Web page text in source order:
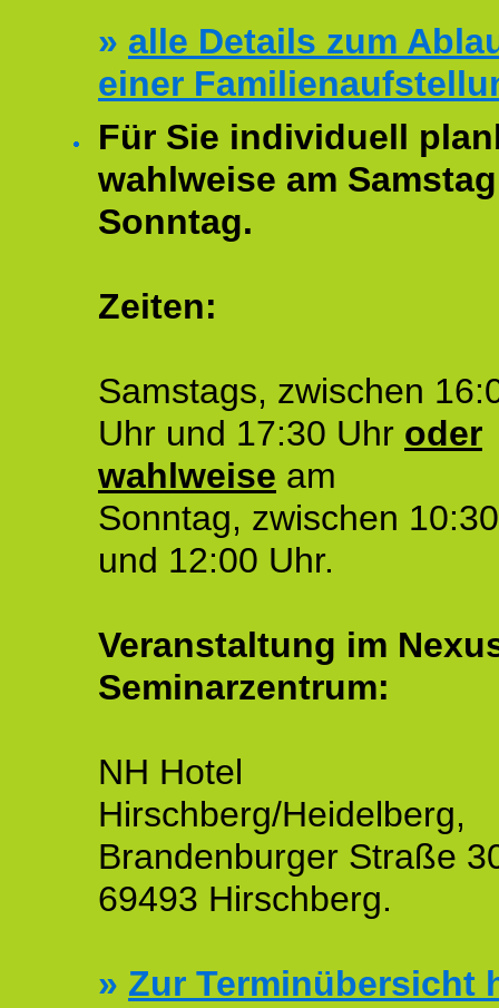
» alle Details zum
einer
Für Sie individuell
wahlweise am
Sonntag.
Zeiten:
Samstags, zwischen
Uhr und 17:30 Uhr oder
wahlweise am
Sonntag, zwischen
und 12:00 Uhr.
Veranstaltung im
Seminarzentrum:
NH Hotel
Hirschberg/Heidelberg,
Brandenburger Straße
69493 Hirschberg.
» Zur Terminübersicht